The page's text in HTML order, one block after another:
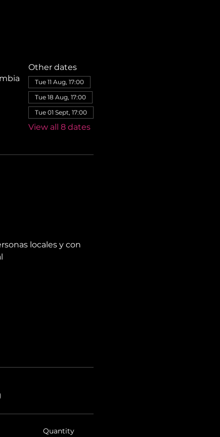
Other dates
Tue 11 Aug, 17:00
Tue 18 Aug, 17:00
Tue 01 Sept, 17:00
View all 8 dates
locales y con
Quantity